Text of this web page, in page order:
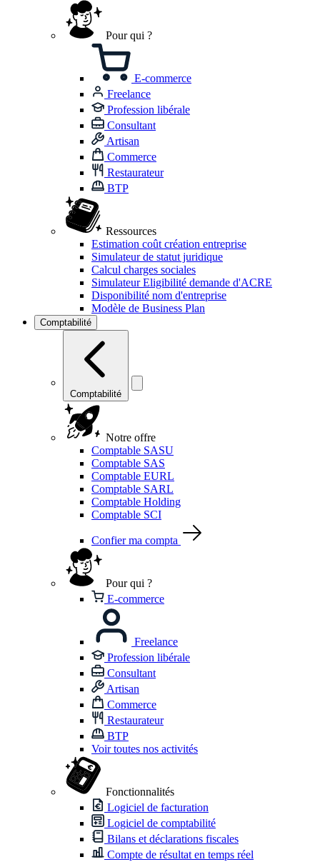
Pour qui ?
E-commerce
Freelance
Profession libérale
Consultant
Artisan
Commerce
Restaurateur
BTP
Ressources
Estimation coût création entreprise
Simulateur de statut juridique
Calcul charges sociales
Simulateur Eligibilité demande d'ACRE
Disponibilité nom d'entreprise
Modèle de Business Plan
Comptabilité
Comptabilité
Notre offre
Comptable SASU
Comptable SAS
Comptable EURL
Comptable SARL
Comptable Holding
Comptable SCI
Confier ma compta
Pour qui ?
E-commerce
Freelance
Profession libérale
Consultant
Artisan
Commerce
Restaurateur
BTP
Voir toutes nos activités
Fonctionnalités
Logiciel de facturation
Logiciel de comptabilité
Bilans et déclarations fiscales
Compte de résultat en temps réel